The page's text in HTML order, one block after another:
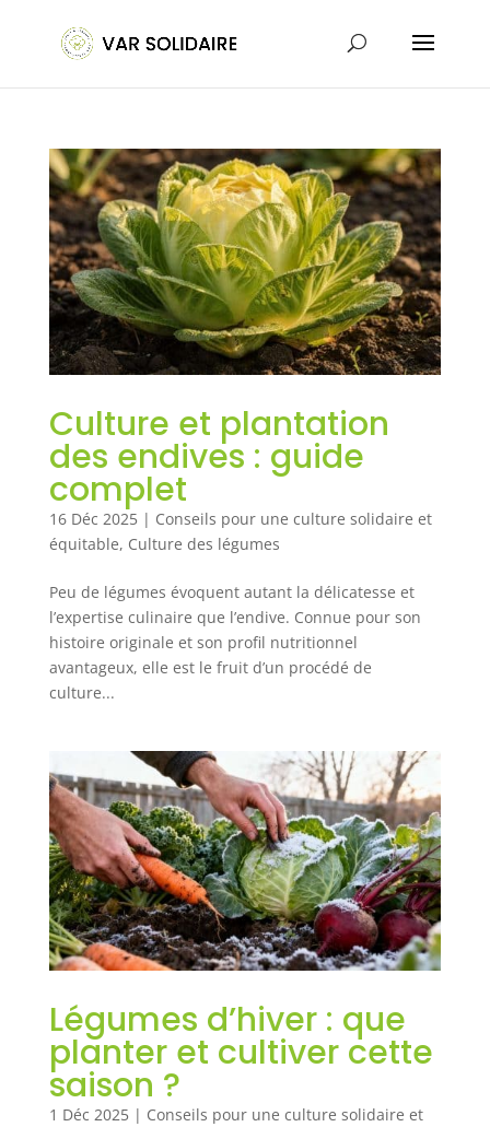
Culture et plantation
des endives : guide
complet
16 Déc 2025| Conseils pour une culture solidaire et
équitable, Culture des légumes
Peu de légumes évoquent autant la délicatesse et
l’expertise culinaire que l’endive. Connue pour son
histoire originale et son profil nutritionnel
avantageux, elle est le fruit d’un procédé de
culture...
Légumes d’hiver : que
planter et cultiver cette
saison ?
1 Déc 2025| Conseils pour une culture solidaire et